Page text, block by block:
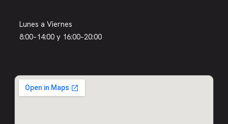
Lunes a Viernes
8:00–14:00 y 16:00–20:00